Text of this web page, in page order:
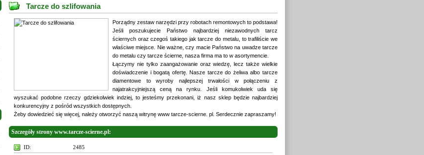
Tarcze do szlifowania
Porządny zestaw narzędzi przy robotach remontowych to podstawa!
Jeśli poszukujecie Państwo najbardziej niezawodnych tarcz
ściernych oraz czegoś takiego jak tarcze do metalu, to trafiliście we
właściwe miejsce. Nie ważne, czy macie Państwo na uwadze tarcze
do metalu czy tarcze ścierne, nasza firma ma to w asortymencie.
Łączymy nie tylko zaangażowanie oraz wiedzę, lecz także wielkie
doświadczenie i bogatą ofertę. Nasze tarcze do żeliwa albo tarcze
diamentowe to wyroby najlepszej trwałości w połączeniu z
najatrakcyjniejszą ceną na rynku. Jeśli komukolwiek uda się
wyszukać podobne rzeczy gdziekolwiek indziej, to jesteśmy przekonani, iż nasz sklep będzie najbardziej
konkurencyjny z pośród wszystkich dostępnych.
Żeby dowiedzieć się więcej, należy otworzyć naszą witrynę www tarcze-scierne. pl. Serdecznie zapraszamy!
Szczegóły strony www.tarcze-scierne.pl:
ID:
2485